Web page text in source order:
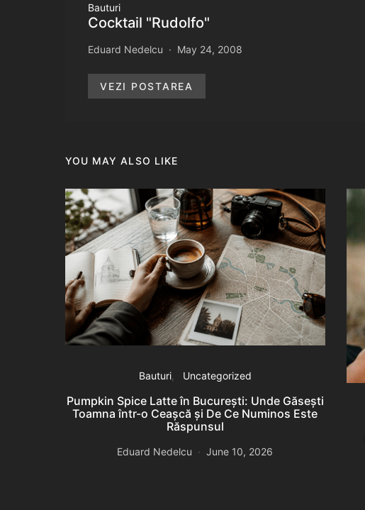
Bauturi
Cocktail "Rudolfo"
Eduard Nedelcu May 24, 2008
VEZI POSTAREA
YOU MAY ALSO LIKE
Bauturi Uncategorized
Pumpkin Spice Latte în București: Unde Găsești
Toamna într-o Ceașcă și De Ce Numinos Este
Răspunsul
Eduard Nedelcu June 10, 2026